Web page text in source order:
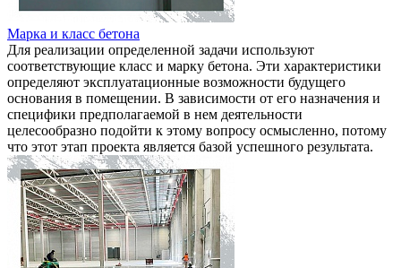
Марка и класс бетона
Для реализации определенной задачи используют
соответствующие класс и марку бетона. Эти характеристики
определяют эксплуатационные возможности будущего
основания в помещении. В зависимости от его назначения и
специфики предполагаемой в нем деятельности
целесообразно подойти к этому вопросу осмысленно, потому
что этот этап проекта является базой успешного результата.